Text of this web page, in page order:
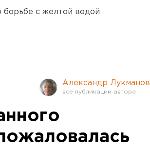
борьбе с желтой водой
Александр Лукманов